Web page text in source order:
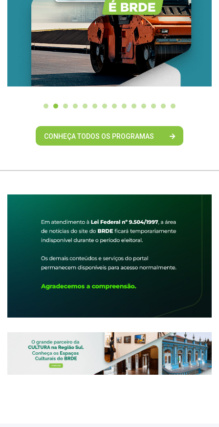
CONHEÇA TODOS OS PROGRAMAS